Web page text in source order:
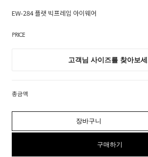
EW-284 플랫 빅프레임 아이웨어
PRICE
총금액
장바구니
구매하기